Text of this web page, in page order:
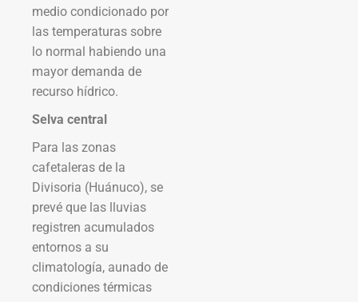
medio condicionado por
las temperaturas sobre
lo normal habiendo una
mayor demanda de
recurso hídrico.
Selva central
Para las zonas
cafetaleras de la
Divisoria (Huánuco), se
prevé que las lluvias
registren acumulados
entornos a su
climatología, aunado de
condiciones térmicas